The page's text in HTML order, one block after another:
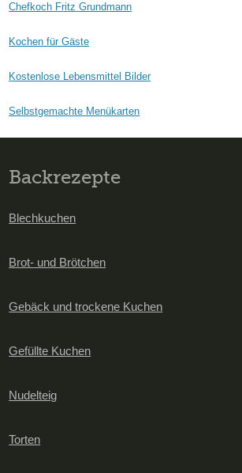
Chefkoch Fritz Grundmann
Kochen für Gäste
Kostenlose Lebensmittel Bilder
Selbstgemachte Menükarten
Backrezepte
Blechkuchen
Brot- und Brötchen
Gebäck und trockene Kuchen
Gefüllte Kuchen
Nudelteig
Torten